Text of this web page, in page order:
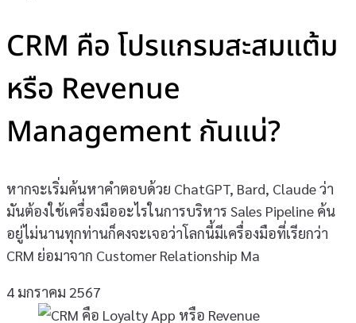
CRM คือ โปรแกรมสะสมแต้ม
หรือ Revenue
Management กันแน่?
หากจะเริ่มค้นหาคำตอบด้วย ChatGPT, Bard, Claude ว่า
มันต้องใช้เครื่องมืออะไรในการบริหาร Sales Pipeline ค้น
อยู่ไม่นานทุกท่านก็คงจะเจอว่าโลกนี้มีเครื่องมือที่เรียกว่า
CRM ย่อมาจาก Customer Relationship Ma
4 มกราคม 2567